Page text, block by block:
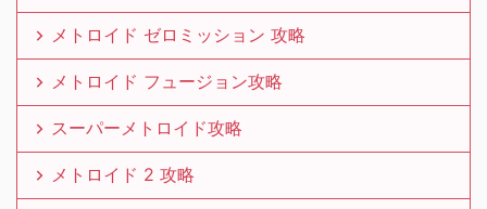
メトロイド ゼロミッション 攻略
メトロイド フュージョン攻略
スーパーメトロイド攻略
メトロイド 2 攻略